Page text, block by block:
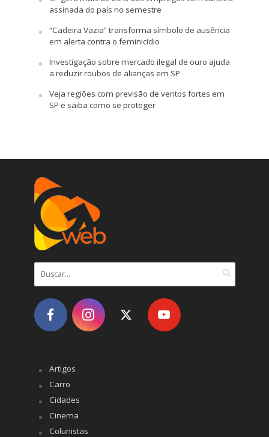
assinada do país no semestre
“Cadeira Vazia” transforma símbolo de ausência
em alerta contra o feminicídio
Investigação sobre mercado ilegal de ouro ajuda
a reduzir roubos de alianças em SP
Veja regiões com previsão de ventos fortes em
SP e saiba como se proteger
Artigos
Carro
Cidades
Cinema
Colunistas